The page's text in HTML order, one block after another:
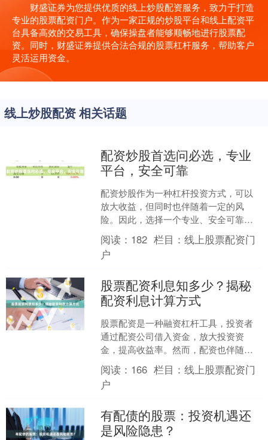
财盛证券为您提供优质的线上炒股配资服务，致力于打造
专业的股票配资门户。作为一家正规的炒股平台和线上配资平
台具备高效的交易工具，确保操盘者能够顺畅地进行股票配
资。同时，财盛证券提供合法合规的股票杠杆服务，帮助客户
灵活运用资金。
线上炒股配资 相关话题
配资炒股首选问必选，专业
平台，安全可靠
配资炒股作为一种杠杆投资方式，可以
放大收益，但同时也伴随着一定的风
险。因此，选择一个专业、安全可靠的
配资平台至关重要。问必选作为业内领
先的配资平台，以其专业性、....
阅读： 182 栏目：线上股票配资门
户
股票配资利息知多少？揭秘
配资利息计算方式
股票配资是一种融资杠杆工具，投资者
通过配资公司借入资金，放大投资资
金，提高收益率。然而，配资也伴随着
利息成本，了解配资利息的计算方式至
关重要。 **配资利息计算....
阅读： 166 栏目：线上股票配资门
户
有配债的股票：投资机遇还
是风险隐患？